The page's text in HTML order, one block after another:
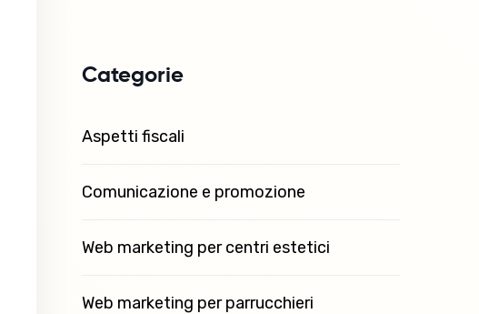
Categorie
Aspetti fiscali
Comunicazione e promozione
Web marketing per centri estetici
Web marketing per parrucchieri